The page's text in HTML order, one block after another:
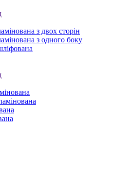
з двох сторін
з одного боку